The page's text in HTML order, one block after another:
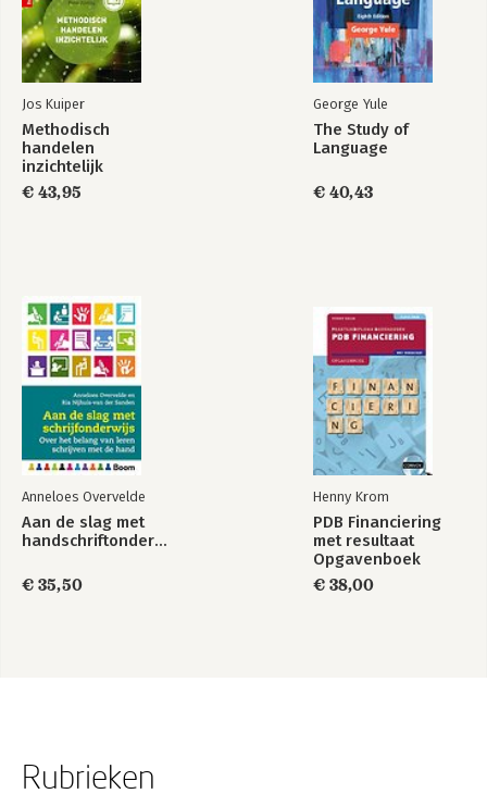
Jos Kuiper
Methodisch
handelen
inzichtelijk
€ 43,95
George Yule
The Study of
Language
€ 40,43
Anneloes Overvelde
Aan de slag met
handschriftonderwijs
€ 35,50
Henny Krom
PDB Financiering
met resultaat
Opgavenboek
€ 38,00
Rubrieken